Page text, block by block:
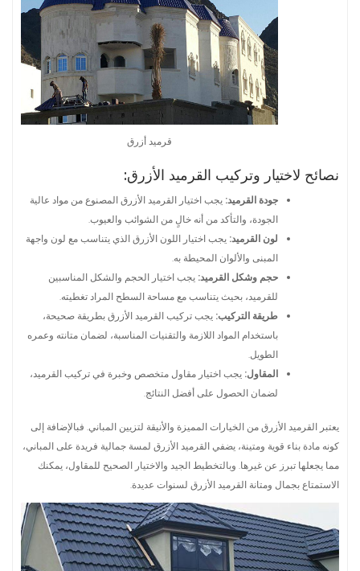
قرميد أزرق
نصائح لاختيار وتركيب القرميد الأزرق:
جودة القرميد: يجب اختيار القرميد الأزرق المصنوع من مواد عالية
الجودة، والتأكد من أنه خالٍ من الشوائب والعيوب.
لون القرميد: يجب اختيار اللون الأزرق الذي يتناسب مع لون واجهة
المبنى والألوان المحيطة به.
حجم وشكل القرميد: يجب اختيار الحجم والشكل المناسبين
للقرميد، بحيث يتناسب مع مساحة السطح المراد تغطيته.
طريقة التركيب: يجب تركيب القرميد الأزرق بطريقة صحيحة،
باستخدام المواد اللازمة والتقنيات المناسبة، لضمان متانته وعمره
الطويل.
المقاول: يجب اختيار مقاول متخصص وخبرة في تركيب القرميد،
لضمان الحصول على أفضل النتائج.
يعتبر القرميد الأزرق من الخيارات المميزة والأنيقة لتزيين المباني. فبالإضافة إلى
كونه مادة بناء قوية ومتينة، يضفي القرميد الأزرق لمسة جمالية فريدة على المباني،
مما يجعلها تبرز عن غيرها. وبالتخطيط الجيد والاختيار الصحيح للمقاول، يمكنك
الاستمتاع بجمال ومتانة القرميد الأزرق لسنوات عديدة.